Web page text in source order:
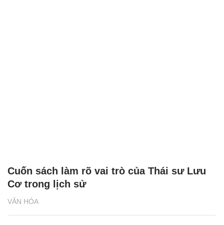
VĂN HÓA
Cuốn sách làm rõ vai trò của Thái sư Lưu
Cơ trong lịch sử